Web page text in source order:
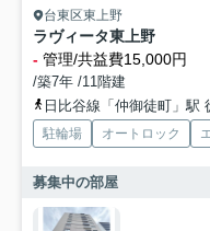
台東区東上野
ラヴィータ東上野
- 管理/共益費15,000円
/築7年 /11階建
日比谷線「仲御徒町」駅
駐輪場 オートロック
募集中の部屋